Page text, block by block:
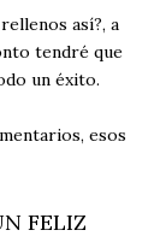
así?, a
tendré que
un éxito.
esos
FELIZ